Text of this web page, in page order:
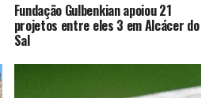
Fundação Gulbenkian apoiou 21
projetos entre eles 3 em Alcácer do
Sal